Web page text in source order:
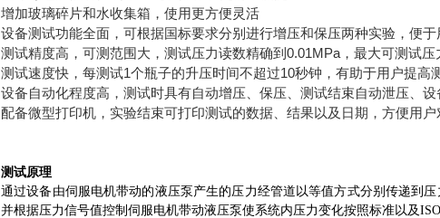
增加玻璃碎片和水收集箱，使用更方便灵活
设备测试功能全面，可根据国标要求分别进行增压和保压两种实验，便
测试精度高，可测范围大，测试压力读数精确到0.01MPa，最大可测试
测试速度快，每测试1个瓶子的升压时间不超过10秒钟，有助于用户提高
设备自动化程度高，测试时具有自动增压、保压、测试结束自动泄压、
配备微型打印机，实验结束可打印测试的数据、结果以及日期，方便用
测试原理
通过设备由伺服电机带动的液压泵产生的压力经管道以等值方式分别传递到
并根据压力信号值控制伺服电机带动液压泵使系统内压力变化按照标准以及